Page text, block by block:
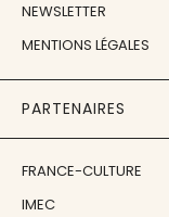
NEWSLETTER
MENTIONS LÉGALES
PARTENAIRES
FRANCE-CULTURE
IMEC